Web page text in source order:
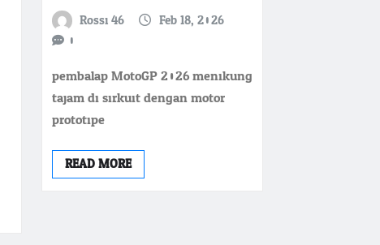
Rossi 46
Feb 18, 2026
0
pembalap MotoGP 2026 menikung
tajam di sirkuit dengan motor
prototipe
READ MORE